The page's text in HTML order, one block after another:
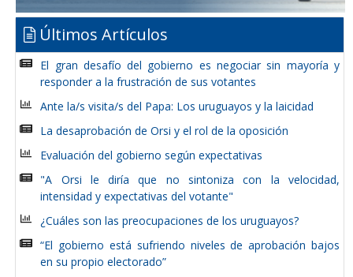
Últimos Artículos
El gran desafío del gobierno es negociar sin mayoría y
responder a la frustración de sus votantes
Ante la/s visita/s del Papa: Los uruguayos y la laicidad
La desaprobación de Orsi y el rol de la oposición
Evaluación del gobierno según expectativas
"A Orsi le diría que no sintoniza con la velocidad,
intensidad y expectativas del votante"
¿Cuáles son las preocupaciones de los uruguayos?
“El gobierno está sufriendo niveles de aprobación bajos
en su propio electorado”